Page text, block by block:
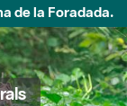
de la Foradada.